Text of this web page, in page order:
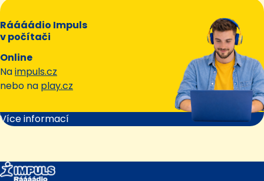
Ráááádio Impuls
v počítači
Online
Naimpuls.cz
nebo na play.cz
Více informací